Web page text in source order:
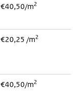
€40,50/m2
€20,25 /m2
€40,50/m2